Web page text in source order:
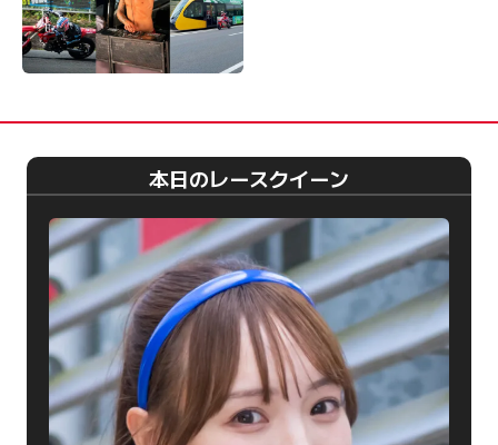
本日のレースクイーン